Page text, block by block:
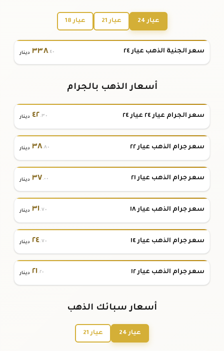
عيار 24 عيار 21 عيار 18
سعر الجنية الذهب عيار ٢٤ ٣٣٨.٤٠ دينار
أسعار الذهب بالجرام
سعر الجرام عيار ٢٤ عيار ٢٤ ٤٢.٣٠ دينار
سعر جرام الذهب عيار ٢٢ ٣٨.٨٠ دينار
سعر جرام الذهب عيار ٢١ ٣٧.٠٠ دينار
سعر جرام الذهب عيار ١٨ ٣١.٧٠ دينار
سعر جرام الذهب عيار ١٤ ٢٤.٧٠ دينار
سعر جرام الذهب عيار ١٢ ٢١.٢٠ دينار
أسعار سبائك الذهب
عيار 24 عيار 21